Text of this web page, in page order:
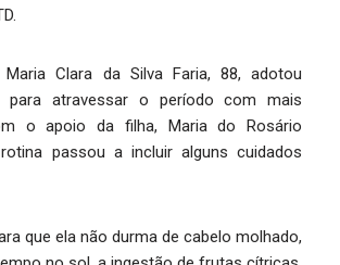
Clara da Silva Faria, 88, adotou
para atravessar o período com mais
o apoio da filha, Maria do Rosário
passou a incluir alguns cuidados
que ela não durma de cabelo molhado,